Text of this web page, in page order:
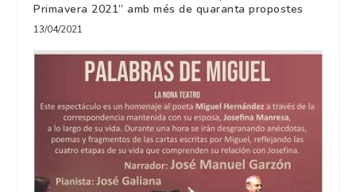
Primavera 2021” amb més de quaranta propostes
13/04/2021